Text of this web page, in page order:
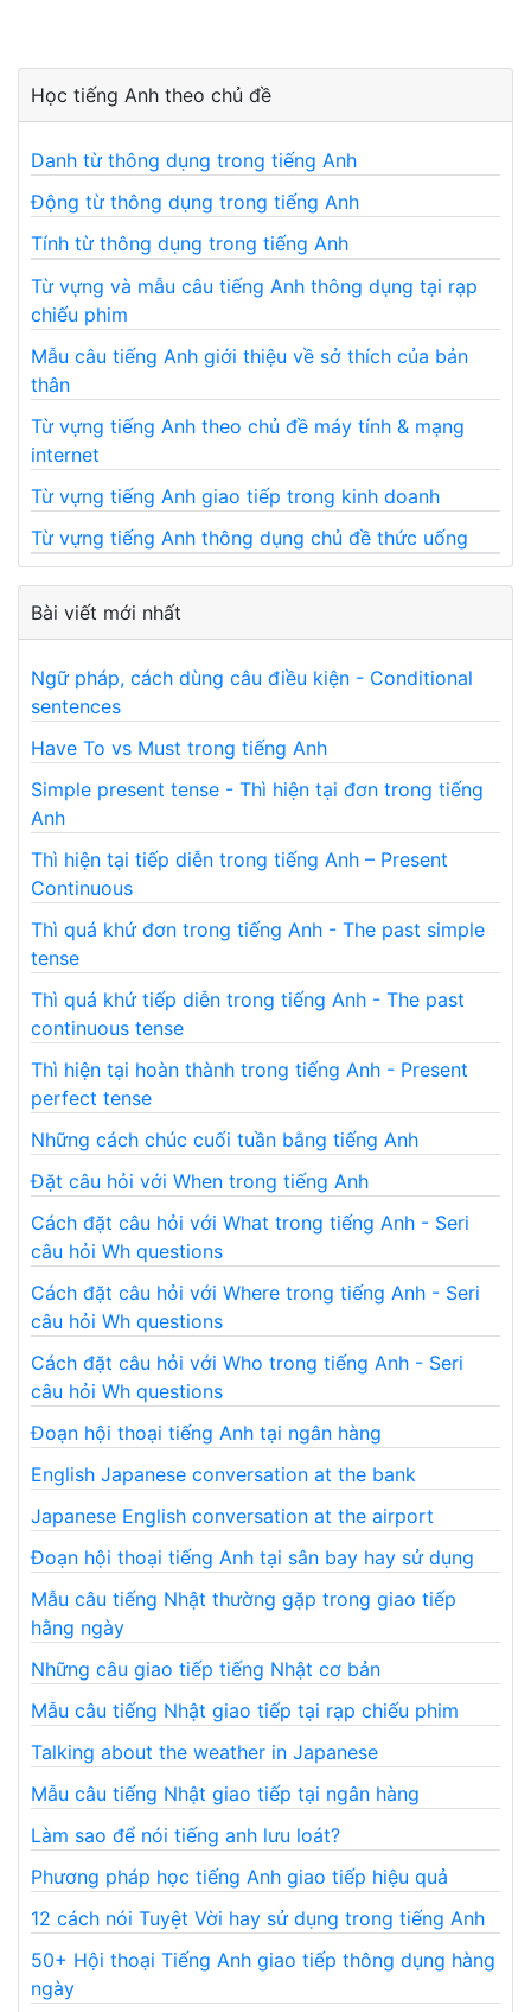
Học tiếng Anh theo chủ đề
Danh từ thông dụng trong tiếng Anh
Động từ thông dụng trong tiếng Anh
Tính từ thông dụng trong tiếng Anh
Từ vựng và mẫu câu tiếng Anh thông dụng tại rạp
chiếu phim
Mẫu câu tiếng Anh giới thiệu về sở thích của bản
thân
Từ vựng tiếng Anh theo chủ đề máy tính & mạng
internet
Từ vựng tiếng Anh giao tiếp trong kinh doanh
Từ vựng tiếng Anh thông dụng chủ đề thức uống
Bài viết mới nhất
Ngữ pháp, cách dùng câu điều kiện - Conditional
sentences
Have To vs Must trong tiếng Anh
Simple present tense - Thì hiện tại đơn trong tiếng
Anh
Thì hiện tại tiếp diễn trong tiếng Anh – Present
Continuous
Thì quá khứ đơn trong tiếng Anh - The past simple
tense
Thì quá khứ tiếp diễn trong tiếng Anh - The past
continuous tense
Thì hiện tại hoàn thành trong tiếng Anh - Present
perfect tense
Những cách chúc cuối tuần bằng tiếng Anh
Đặt câu hỏi với When trong tiếng Anh
Cách đặt câu hỏi với What trong tiếng Anh - Seri
câu hỏi Wh questions
Cách đặt câu hỏi với Where trong tiếng Anh - Seri
câu hỏi Wh questions
Cách đặt câu hỏi với Who trong tiếng Anh - Seri
câu hỏi Wh questions
Đoạn hội thoại tiếng Anh tại ngân hàng
English Japanese conversation at the bank
Japanese English conversation at the airport
Đoạn hội thoại tiếng Anh tại sân bay hay sử dụng
Mẫu câu tiếng Nhật thường gặp trong giao tiếp
hằng ngày
Những câu giao tiếp tiếng Nhật cơ bản
Mẫu câu tiếng Nhật giao tiếp tại rạp chiếu phim
Talking about the weather in Japanese
Mẫu câu tiếng Nhật giao tiếp tại ngân hàng
Làm sao để nói tiếng anh lưu loát?
Phương pháp học tiếng Anh giao tiếp hiệu quả
12 cách nói Tuyệt Vời hay sử dụng trong tiếng Anh
50+ Hội thoại Tiếng Anh giao tiếp thông dụng hàng
ngày